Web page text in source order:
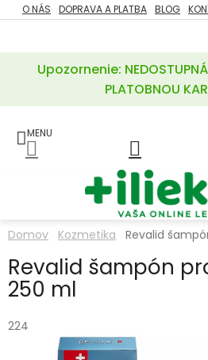
Prejsť
na
Upozornenie: NEDOSTUPNÁ
PLATOBNOU
O NÁS DOPRAVA A PLATBA BLOG
ZĽAVY
POTREBY
A
LIEKY
A
MINERÁLY
KOZMETIKA
Domov Kozmetika Revalid
Revalid šampón
250 ml
224